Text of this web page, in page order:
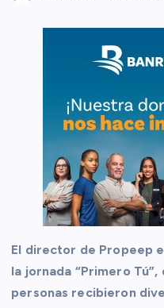
El director de Propeep
la jornada “Primero
personas recibieron